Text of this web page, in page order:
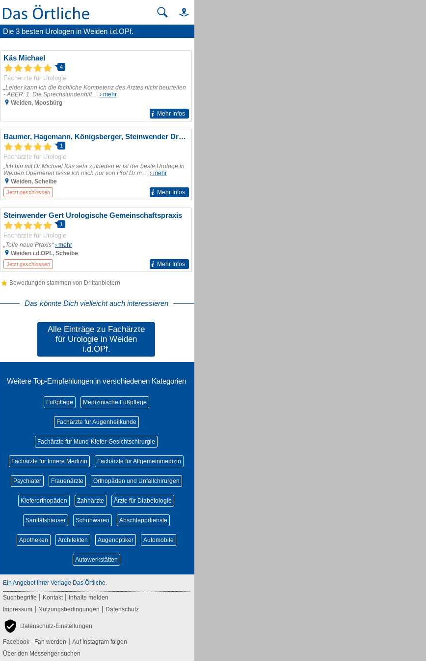
Die 3 besten Urologen in Weiden i.d.OPf.
Käs Michael
4
Fachärzte für Urologie
„Leider kann ich die fachliche Kompetenz des Arztes nicht beurteilen
- ABER: 1. Die Sprechstundenhilf...“› mehr
Weiden, Moosbürg
Mehr Infos
Baumer, Hagemann, Königsberger, Steinwender Dres. Urologische Gemeinschaftspraxis
1
Fachärzte für Urologie
„Ich bin mit Dr.Michael Käs sehr zufrieden er ist der beste Urologe in
Weiden.Operrieren lasse ich mich nur von Prof.Dr.m...“› mehr
Weiden, Scheibe
Jetzt geschlossen Mehr Infos
Steinwender Gert Urologische Gemeinschaftspraxis
1
Fachärzte für Urologie
„Tolle neue Praxis“› mehr
Weiden i.d.OPf., Scheibe
Jetzt geschlossen Mehr Infos
Bewertungen stammen von Drittanbietern
Das könnte Dich vielleicht auch interessieren
Alle Einträge zu Fachärzte
für Urologie in Weiden
i.d.OPf.
Weitere Top-Empfehlungen in verschiedenen Kategorien
Fußpflege Medizinische Fußpflege
Fachärzte für Augenheilkunde
Fachärzte für Mund-Kiefer-Gesichtschirurgie
Fachärzte für Innere Medizin Fachärzte für Allgemeinmedizin
Psychiater Frauenärzte Orthopäden und Unfallchirurgen
Kieferorthopäden Zahnärzte Ärzte für Diabetologie
Sanitätshäuser Schuhwaren Abschleppdienste
Apotheken Architekten Augenoptiker Automobile
Autowerkstätten
Ein Angebot Ihrer Verlage Das Örtliche.
Suchbegriffe | Kontakt | Inhalte melden
Impressum | Nutzungsbedingungen | Datenschutz
Datenschutz-Einstellungen
Facebook - Fan werden | Auf Instagram folgen
Über den Messenger suchen